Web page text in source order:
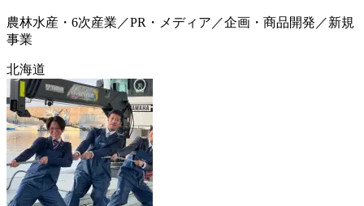
農林水産・6次産業／PR・メディア／企画・商品開発／新規
事業
北海道